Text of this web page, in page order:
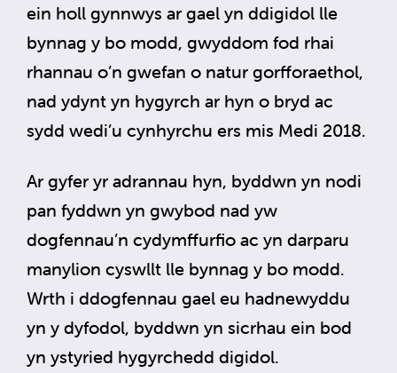
ein holl gynnwys ar gael yn ddigidol lle
bynnag y bo modd, gwyddom fod rhai
rhannau o’n gwefan o natur gorfforaethol,
nad ydynt yn hygyrch ar hyn o bryd ac
sydd wedi’u cynhyrchu ers mis Medi 2018.
Ar gyfer yr adrannau hyn, byddwn yn nodi
pan fyddwn yn gwybod nad yw
dogfennau’n cydymffurfio ac yn darparu
manylion cyswllt lle bynnag y bo modd.
Wrth i ddogfennau gael eu hadnewyddu
yn y dyfodol, byddwn yn sicrhau ein bod
yn ystyried hygyrchedd digidol.